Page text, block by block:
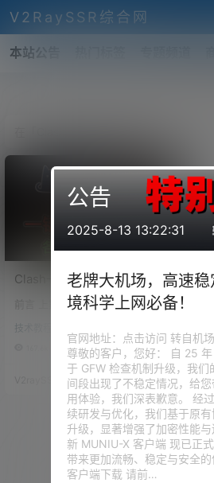
V2RaySSR综合网
本站公告
Clash一键生成强大的分流规
则，支持自建后端订阅转
换。自己汉化Clash for
Windows，支持
Win/MacOS平台
前言 上期视频为大家分享了基本
伙伴还是云里雾里，就算是懂得
也觉得很是不方便。所以今天为
大家分享Clash的一键订阅。 还
有很多小伙伴需要汉化版的 Clas
h。其实网上也是很多 Clash 的
汉化版，但是有些人觉得科学上
网的工具还是开源的好，经过人
家汉化的版本不晓得人家加了什
么东西。。。好吧。。。既然是
这样，不嫌麻烦，不如自己汉
化。 本博客视频教程：点击播放
0
V2raySSR综合网 20年7月9日
公告
2025-8-13 13:22:31
老牌大机场，高速
境科学上网必备！
官网地址：点击访问 转自机场
尊敬的客户，您好： 自 25
于 GFW 检查机制升级，我们
间段出现了不稳定情况，给
用体验，我们深表歉意。 经
续研发与优化，我们基于原
升级，显著增强了加密性能
新 MUNIU-X 客户端 现已正
带来更加流畅、稳定与安全
客户端下载 请前…